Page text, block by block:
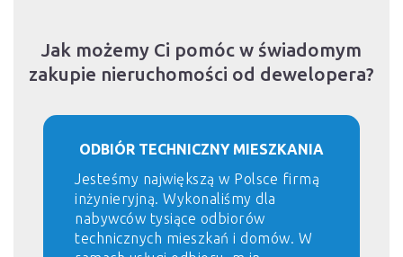
Jak możemy Ci pomóc w świadomym
zakupie nieruchomości od dewelopera?
ODBIÓR TECHNICZNY MIESZKANIA
Jesteśmy największą w Polsce firmą
inżynieryjną. Wykonaliśmy dla
nabywców tysiące odbiorów
technicznych mieszkań i domów. W